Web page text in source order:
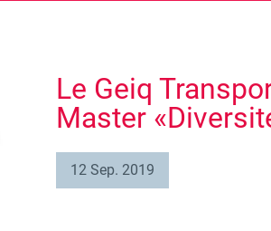
Le Geiq
Master
12 Sep. 2019